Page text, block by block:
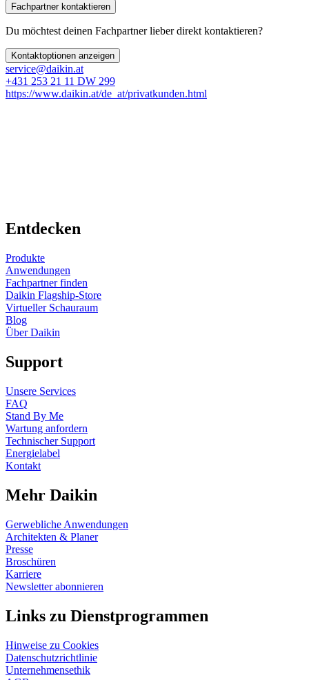
Fachpartner kontaktieren
Du möchtest deinen Fachpartner lieber direkt kontaktieren?
Kontaktoptionen anzeigen
service@daikin.at
+431 253 21 11 DW 299
https://www.daikin.at/de_at/privatkunden.html
Entdecken
Produkte
Anwendungen
Fachpartner finden
Daikin Flagship-Store
Virtueller Schauraum
Blog
Über Daikin
Support
Unsere Services
FAQ
Stand By Me
Wartung anfordern
Technischer Support
Energielabel
Kontakt
Mehr Daikin
Gerwebliche Anwendungen
Architekten & Planer
Presse
Broschüren
Karriere
Newsletter abonnieren
Links zu Dienstprogrammen
Hinweise zu Cookies
Datenschutzrichtlinie
Unternehmensethik